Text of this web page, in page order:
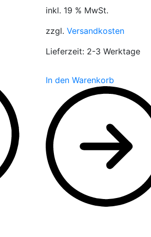
inkl. 19 % MwSt.
zzgl. Versandkosten
Lieferzeit: 2-3 Werktage
In den Warenkorb